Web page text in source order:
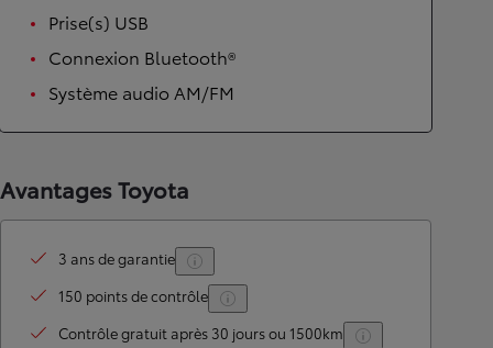
Prise(s) USB
Connexion Bluetooth®
Système audio AM/FM
Avantages Toyota
3 ans de garantie
150 points de contrôle
Contrôle gratuit après 30 jours ou 1500km